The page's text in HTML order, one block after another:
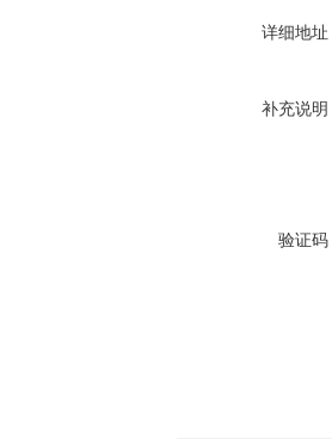
详细地址
补充说明
验证码